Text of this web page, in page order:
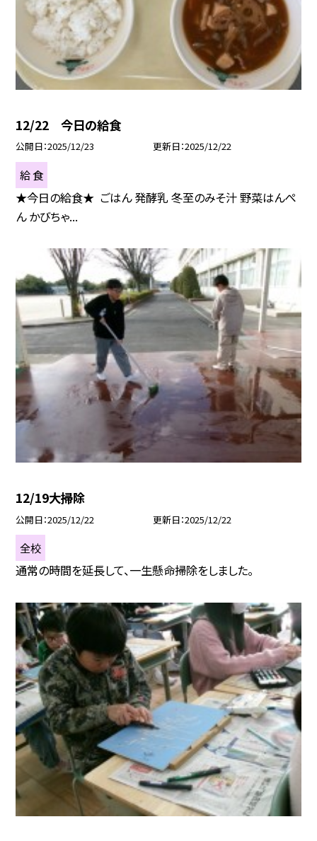
12/22 今日の給食
公開日 2025/12/23 更新日 2025/12/22
給 食
★今日の給食★ ごはん 発酵乳 冬至のみそ汁 野菜はんぺ
ん かびちゃ...
12/19大掃除
公開日 2025/12/22 更新日 2025/12/22
全校
通常の時間を延長して、一生懸命掃除をしました。